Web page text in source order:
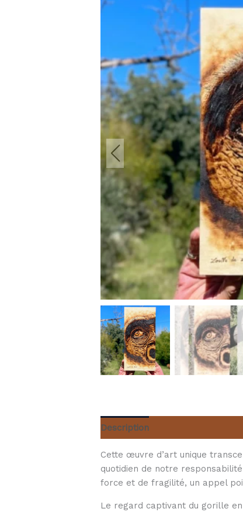
Description
Cette œuvre d’art unique
quotidien de notre
force et de fragilité, un appel
Le regard captivant du gorille